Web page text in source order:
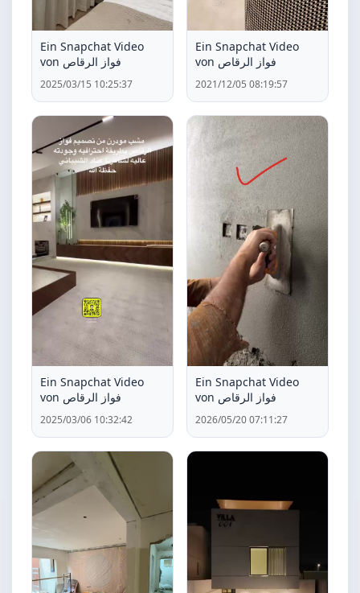
Ein Snapchat Video
von فواز الرقاص
2025/03/15 10:25:37
Ein Snapchat Video
von فواز الرقاص
2021/12/05 08:19:57
Ein Snapchat Video
von فواز الرقاص
2025/03/06 10:32:42
Ein Snapchat Video
von فواز الرقاص
2026/05/20 07:11:27